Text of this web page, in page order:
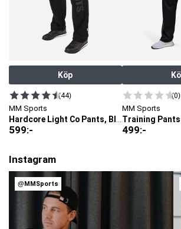
Köp
(44)
MM Sports
599:-
(0)
MM Sports
Training Pants
499:-
Instagram
@MMSports